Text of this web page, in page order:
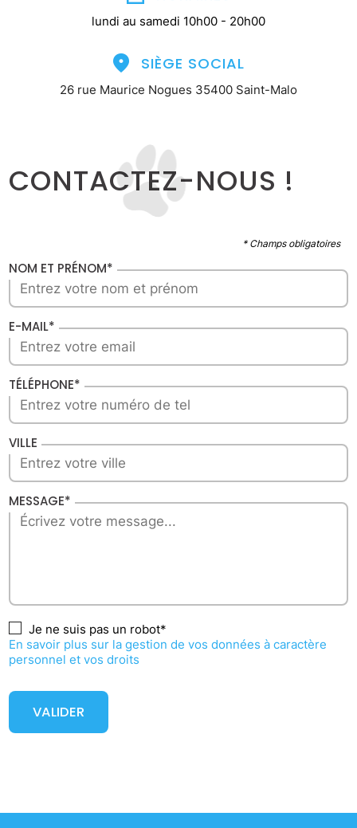
lundi au samedi 10h00 - 20h00
SIÈGE SOCIAL
26 rue Maurice Nogues 35400 Saint-Malo
CONTACTEZ-NOUS !
* Champs obligatoires
NOM ET PRÉNOM*
E-MAIL*
TÉLÉPHONE*
VILLE
MESSAGE*
Je ne suis pas un robot*
En savoir plus sur la gestion de vos données à caractère
personnel et vos droits
VALIDER